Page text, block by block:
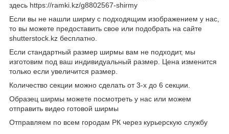
здесь https://ramki.kz/g8802567-shirmy
Если вы не нашли ширму с подходящим изображением у нас,
то вы можете предоставить свое или подобрать на сайте
shutterstock.kz бесплатно.
Если стандартный размер ширмы вам не подходит, мы
изготовим под ваш индивидуальный размер. Цена изменится
только если увеличится размер.
Количество секции можно сделать от 3-х до 6 секции.
Образец ширмы можете посмотреть у нас или можем
отправить видео готовой ширмы
Отправляем по всем городам РК через курьерскую службу